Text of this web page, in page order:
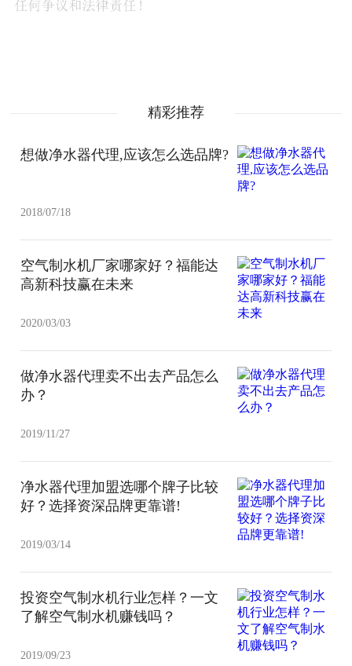
精彩推荐
想做净水器代理,应该怎么选品牌?
2018/07/18
空气制水机厂家哪家好？福能达
高新科技赢在未来
2020/03/03
做净水器代理卖不出去产品怎么
办？
2019/11/27
净水器代理加盟选哪个牌子比较
好？选择资深品牌更靠谱!
2019/03/14
投资空气制水机行业怎样？一文
了解空气制水机赚钱吗？
2019/09/23